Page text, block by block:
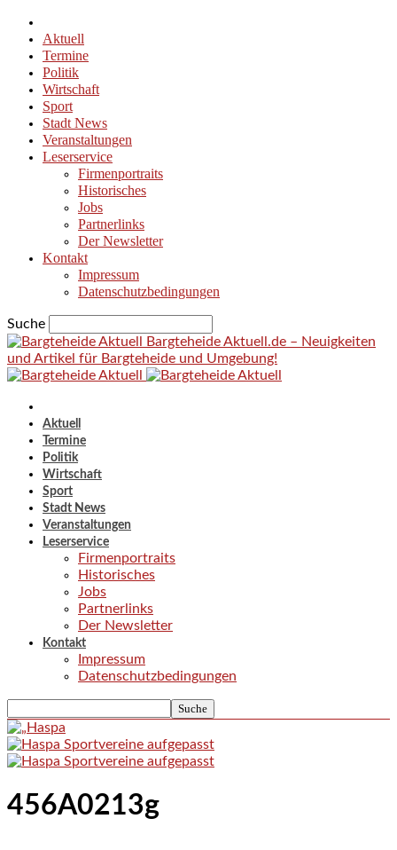
Aktuell
Termine
Politik
Wirtschaft
Sport
Stadt News
Veranstaltungen
Leserservice
Firmenportraits
Historisches
Jobs
Partnerlinks
Der Newsletter
Kontakt
Impressum
Datenschutzbedingungen
Suche
Bargteheide Aktuell.de – Neuigkeiten
und Artikel für Bargteheide und Umgebung!
Aktuell
Termine
Politik
Wirtschaft
Sport
Stadt News
Veranstaltungen
Leserservice
Firmenportraits
Historisches
Jobs
Partnerlinks
Der Newsletter
Kontakt
Impressum
Datenschutzbedingungen
456A0213g